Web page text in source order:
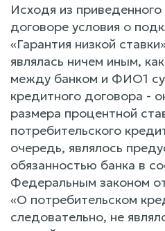
Исходя из
договоре условия о
«Гарантия низкой
являлась ничем иным,
между банком и ФИО1
кредитного договора -
размера процентной
потребительского
очередь, являлось
обязанностью банка в
Федеральным законом
«О потребительском
следовательно, не